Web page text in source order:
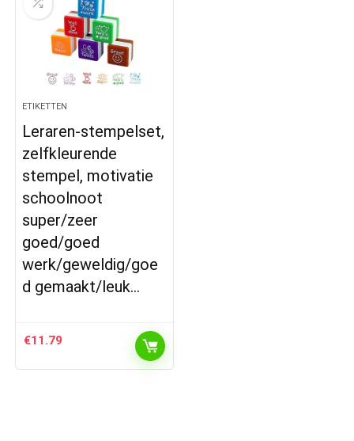
ETIKETTEN
Leraren-stempelset,
zelfkleurende
stempel, motivatie
schoolnoot
super/zeer
goed/goed
werk/geweldig/goe
d gemaakt/leuk…
€11.79